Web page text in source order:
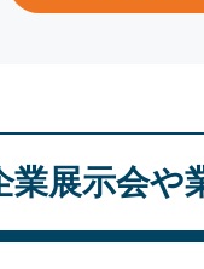
業展示会や